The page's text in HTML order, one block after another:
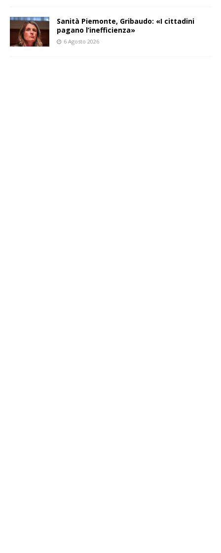
Sanità Piemonte, Gribaudo: «I cittadini
pagano l’inefficienza»
6 Agosto 2026